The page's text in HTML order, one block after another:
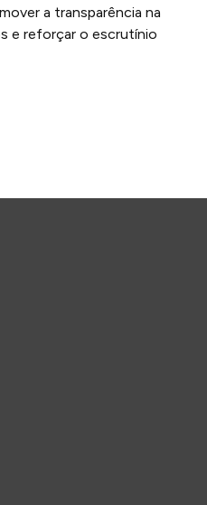
a transparência na
e reforçar o escrutínio